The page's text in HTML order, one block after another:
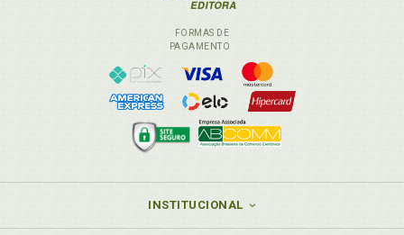
FORMAS DE
PAGAMENTO
INSTITUCIONAL